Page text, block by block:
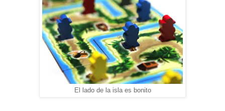
El lado de la isla es bonito